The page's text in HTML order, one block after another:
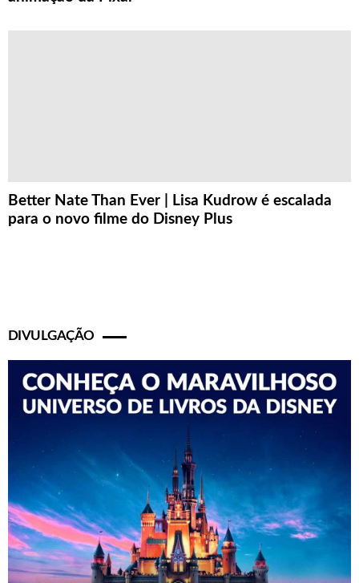
Better Nate Than Ever | Lisa Kudrow é escalada
para o novo filme do Disney Plus
DIVULGAÇÃO